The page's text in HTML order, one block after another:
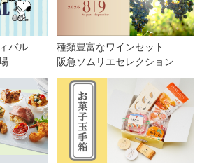
バル
種類豊富なワインセット
阪急ソムリエセレクション